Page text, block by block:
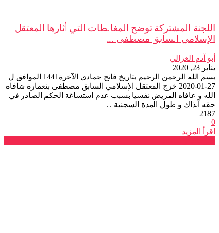
اللجنة المشتركة توضح المغالطات التي أثارها المعتقل
الإسلامي السابق مصطفى ...
أبو آدم الغزالي
يناير 28, 2020
بسم الله الرحمن الرحيم بتاريخ فاتح جمادى الآخرة1441 الموافق ل
27-01-2020 خرج المعتقل الإسلامي السابق مصطفى بنعمارة شافاه
الله و عافاه المريض نفسيا بسبب عدم استساغة الحكم الصادر في
حقه آنذاك و طول المدة السجنية ...
2187
0
اقرأ المزيد